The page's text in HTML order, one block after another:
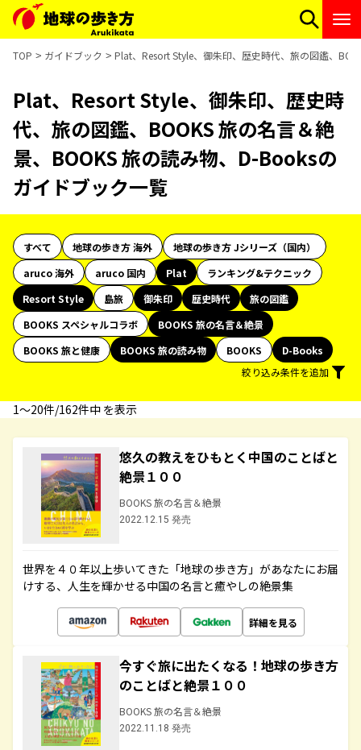
TOP ガイドブック Plat、Resort Style、御朱印、歴史時代、旅の図鑑、
Plat、Resort Style、御朱印、歴史時
代、旅の図鑑、BOOKS 旅の名言＆絶
景、BOOKS 旅の読み物、D-Booksの
ガイドブック一覧
すべて 地球の歩き方 海外
地球の歩き方 Jシリーズ（国内）
aruco 海外
aruco 国内 Plat
ランキング&テクニック
Resort Style
島旅 御朱印 歴史時代
旅の図鑑
BOOKS スペシャルコラボ
BOOKS 旅の名言＆絶景
BOOKS 旅と健康
BOOKS 旅の読み物 BOOKS
D-Books
絞り込み条件を追加
1〜20件/162件中 を表示
悠久の教えをひもとく中国のことばと
絶景１００
BOOKS 旅の名言＆絶景
2022.12.15 発売
世界を４０年以上歩いてきた「地球の歩き方」があなたにお届
けする、人生を輝かせる中国の名言と癒やしの絶景集
詳細を見る
今すぐ旅に出たくなる！地球の歩き方
のことばと絶景１００
BOOKS 旅の名言＆絶景
2022.11.18 発売